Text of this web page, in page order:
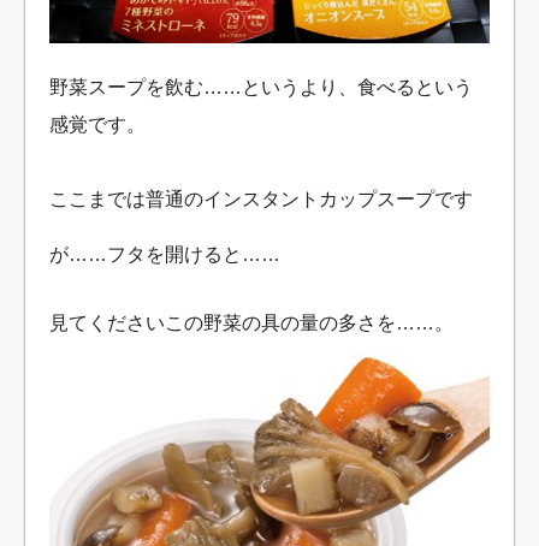
野菜スープを飲む……というより、食べるという
感覚です。
ここまでは普通のインスタントカップスープです
が……フタを開けると……
見てくださいこの野菜の具の量の多さを……。